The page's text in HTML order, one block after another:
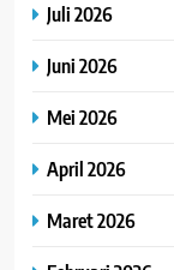
Juli 2026
Juni 2026
Mei 2026
April 2026
Maret 2026